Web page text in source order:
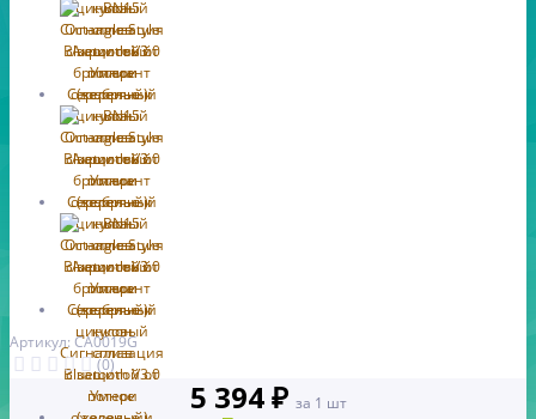
Артикул: CA0019G
(0)
5 394 ₽ за 1 шт